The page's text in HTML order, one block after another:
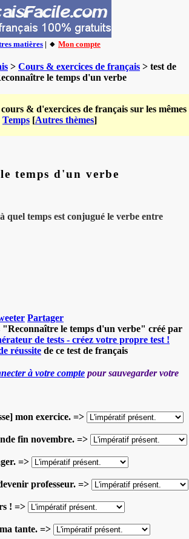
matières | 🔸 Mon compte
> Cours & exercices de français > test de
le temps d'un verbe
& d'exercices de français sur les mêmes
Temps [Autres thèmes]
temps d'un verbe
quel temps est conjugué le verbe entre
Partager
"Reconnaître le temps d'un verbe" créé par
de tests - créez votre propre test !
réussite de ce test de français
à votre compte pour sauvegarder votre
mon exercice. =>
fin novembre. =>
=>
professeur. =>
! =>
tante. =>